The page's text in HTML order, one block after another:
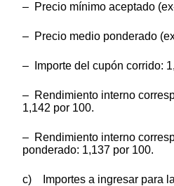
– Precio mínimo aceptado
– Precio medio ponderado
– Importe del cupón corrido:
– Rendimiento interno
1,142 por 100.
– Rendimiento interno
ponderado: 1,137 por 100.
c) Importes a ingresar para